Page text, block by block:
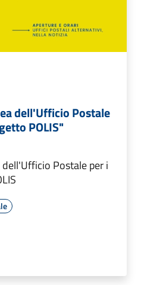
dell'Ufficio Postale
POLIS"
Postale per i